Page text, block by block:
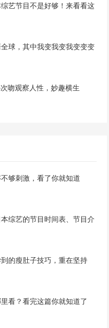
艺节目不是好够！来看看这
球，其中我变我变我变变变
吻观察人性，妙趣横生
不够刺激，看了你就知道
综艺的节目时间表、节目介
的瘦肚子技巧，重在坚持
看？看完这篇你就知道了